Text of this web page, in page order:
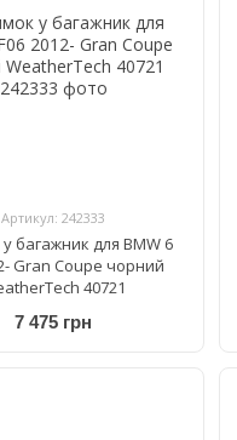
Артикул: 242333
багажник для BMW 6
Gran Coupe чорний
40721
7 475 грн